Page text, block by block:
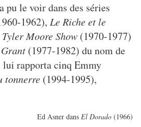
le voir dans des séries
1962), Le Riche et le
Tyler Moore Show (1970-1977)
(1977-1982) du nom de
lui rapporta cinq Emmy
tonnerre (1994-1995),
Ed Asner dans El Dorado (1966)